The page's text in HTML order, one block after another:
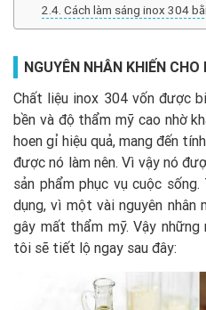
Cách làm sáng inox
NGUYÊN NHÂN KHIẾN
Chất liệu inox 304 vốn được
bền và độ thẩm mỹ cao nhờ
hoen gỉ hiệu quả, mang đến
được nó làm nên. Vì vậy nó
sản phẩm phục vụ cuộc
dụng, vì một vài nguyên nhân
gây mất thẩm mỹ. Vậy những
tôi sẽ tiết lộ ngay sau đây: